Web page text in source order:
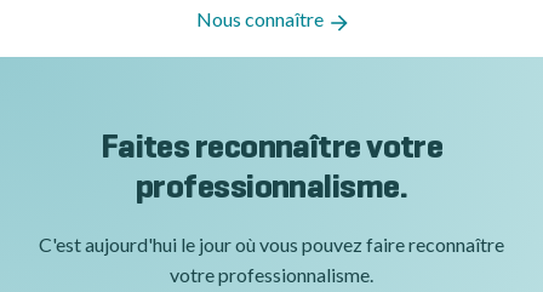
Nous connaître
Faites reconnaître votre
professionnalisme.
C'est aujourd'hui le jour où vous pouvez faire reconnaître
votre professionnalisme.